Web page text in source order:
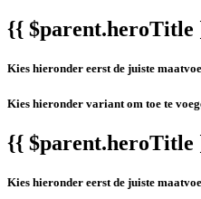
{{ $parent.heroTitle
Kies hieronder eerst de juiste
Kies hieronder variant om toe te
{{ $parent.heroTitle
Kies hieronder eerst de juiste